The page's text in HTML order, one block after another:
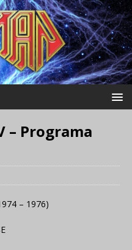
– Programa
– 1976)